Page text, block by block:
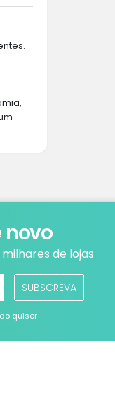
novo
de lojas
SUBSCREVA
quiser